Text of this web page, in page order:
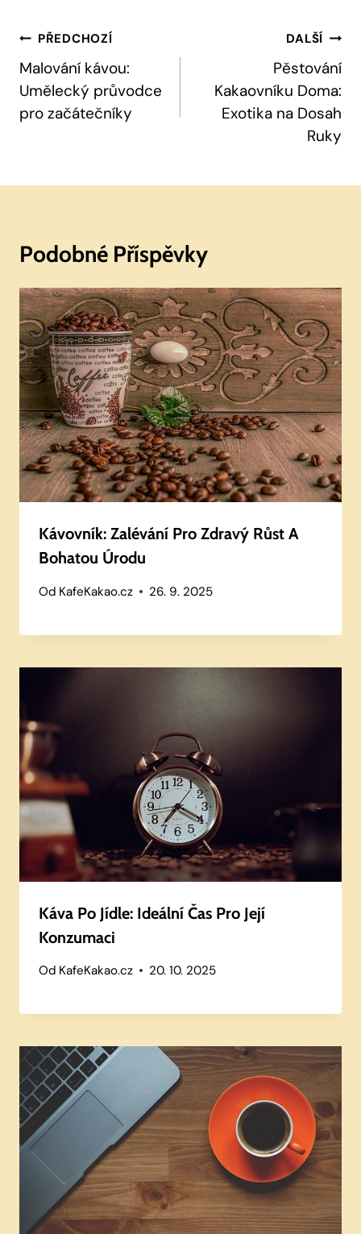
Navigace
Pro
Příspěvek
PŘEDCHOZÍ
Malování kávou:
Umělecký průvodce
pro začátečníky
DALŠÍ
Pěstování
Kakaovníku Doma:
Exotika na Dosah
Ruky
Podobné Příspěvky
Kávovník: Zalévání Pro Zdravý Růst A
Bohatou Úrodu
Od KafeKakao.cz 26. 9. 2025
Káva Po Jídle: Ideální Čas Pro Její
Konzumaci
Od KafeKakao.cz 20. 10. 2025